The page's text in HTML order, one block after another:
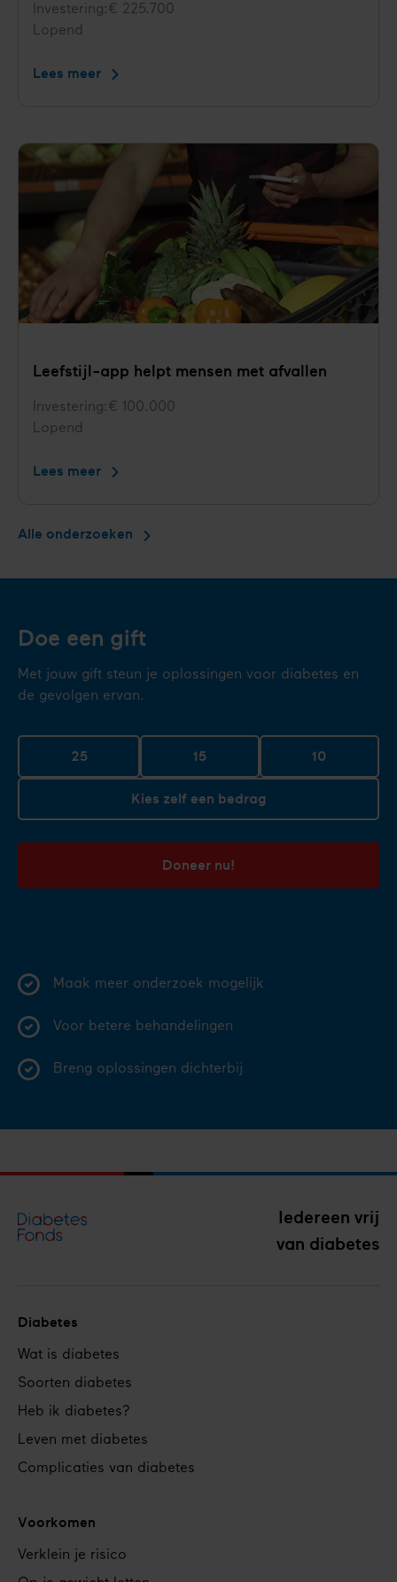
Investering € 225.700
Status
Lopend
Lees meer Realis­
Leefstijl-app helpt mensen met afvallen
Investering € 100.000
Status
Lopend
Lees meer Leefstijl-
mensen
afvallen
Alle onderzoeken
Doe een gift
Met jouw gift steun je oplossingen voor diabetes en
de gevolgen ervan.
Maak meer onderzoek mogelijk
Voor betere behandelingen
Breng oplossingen dichterbij
25 15 10
Kies zelf een bedrag
Doneer nu!
Iedereen vrij
van diabetes
Footer
navigation
Diabetes
Wat is diabetes
Soorten diabetes
Heb ik diabetes?
Leven met diabetes
Complicaties van diabetes
Voorkomen
Verklein je risico